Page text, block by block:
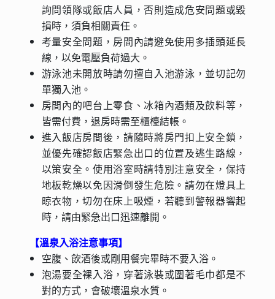
詢問領隊或飯店人員，否則造成危安問題或毀
損時，須負相關責任。
考量安全問題，房間內請避免使用多插頭延長
線，以免電壓負荷過大。
游泳池未開放時請勿擅自入池游泳，並切記勿
單獨入池。
房間內的吧台上零食、冰箱內酒類及飲料等，
皆需付費，退房時需至櫃檯結帳。
進入飯店房間後，請隨時將房門扣上安全鎖，
並優先確認飯店緊急出口的位置及逃生路線，
以策安全。使用浴室時請特別注意安全，保持
地板乾燥以免因滑倒發生危險。請勿在燈具上
晾衣物，切勿在床上吸煙，若聽到警報器響起
時，請由緊急出口迅速離開。
【溫泉入浴注意事項】
空腹、飲酒後或剛用餐完畢時不要入浴。
泡湯要全裸入浴，穿著泳裝或圍著毛巾都是不
對的方式，會破壞溫泉水質。